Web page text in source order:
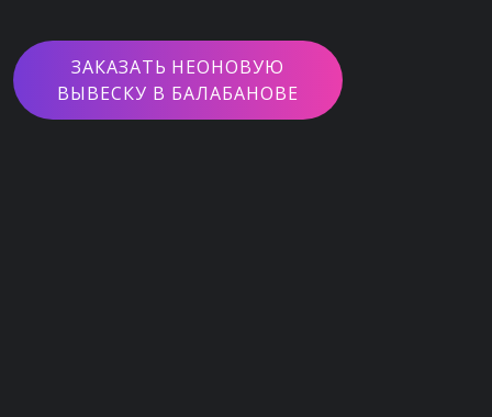
ЗАКАЗАТЬ НЕОНОВУЮ
ВЫВЕСКУ В БАЛАБАНОВЕ